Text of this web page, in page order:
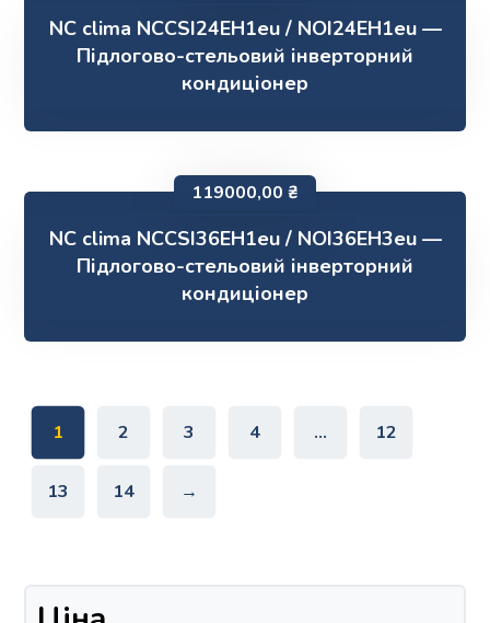
NC clima NCCSI24EH1eu / NOI24EH1eu —
Підлогово-стельовий інверторний
кондиціонер
NC clima NCCSI36EH1eu / NOI36EH3eu —
Підлогово-стельовий інверторний
кондиціонер
119000,00 ₴
1 2 3 4 … 12
13 14 →